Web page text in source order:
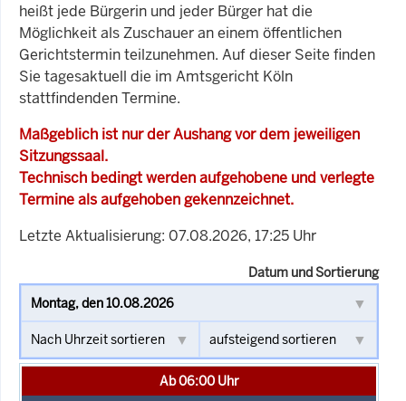
heißt jede Bürgerin und jeder Bürger hat die
Möglichkeit als Zuschauer an einem öffentlichen
Gerichtstermin teilzunehmen. Auf dieser Seite finden
Sie tagesaktuell die im Amtsgericht Köln
stattfindenden Termine.
Maßgeblich ist nur der Aushang vor dem jeweiligen
Sitzungssaal.
Technisch bedingt werden aufgehobene und verlegte
Termine als aufgehoben gekennzeichnet.
Letzte Aktualisierung: 07.08.2026, 17:25 Uhr
Datum und Sortierung
Ab 06:00 Uhr